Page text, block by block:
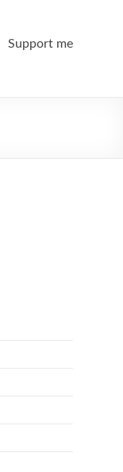
Support me